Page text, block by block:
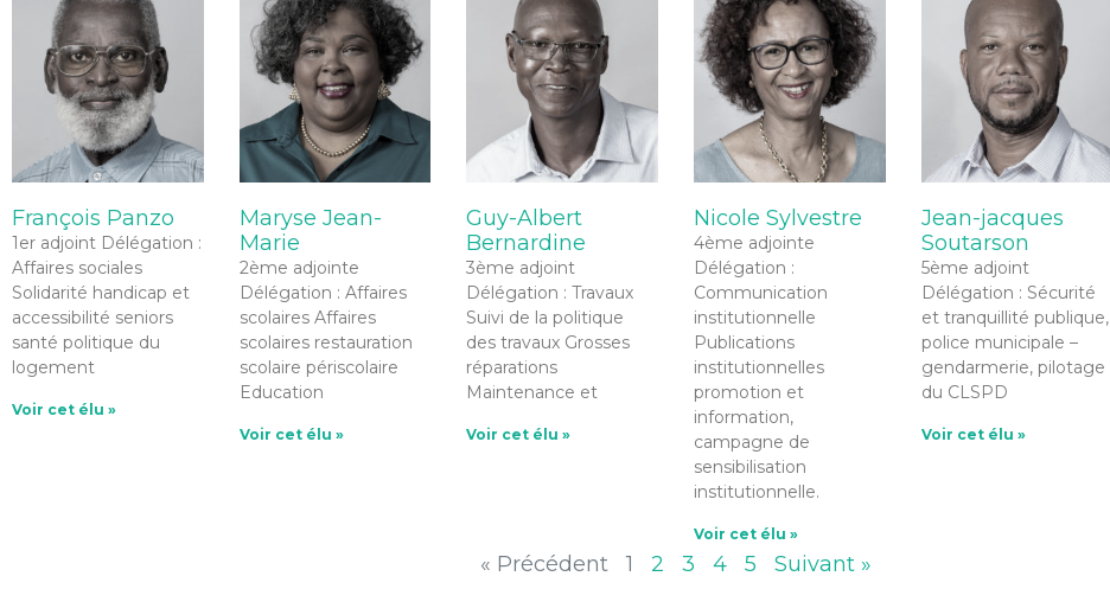
François Panzo
1er adjoint Délégation :
Affaires sociales
Solidarité handicap et
accessibilité seniors
santé politique du
logement
Voir cet élu »
Maryse Jean-
Marie
2ème adjointe
Délégation : Affaires
scolaires Affaires
scolaires restauration
scolaire périscolaire
Education
Voir cet élu »
Guy-Albert
Bernardine
3ème adjoint
Délégation : Travaux
Suivi de la politique
des travaux Grosses
réparations
Maintenance et
Voir cet élu »
Nicole Sylvestre
4ème adjointe
Délégation :
Communication
institutionnelle
Publications
institutionnelles
promotion et
information,
campagne de
sensibilisation
institutionnelle.
Voir cet élu »
Jean-jacques
Soutarson
5ème adjoint
Délégation : Sécurité
et tranquillité publique,
police municipale –
gendarmerie, pilotage
du CLSPD
Voir cet élu »
« Précédent 1 2 3 4 5 Suivant »